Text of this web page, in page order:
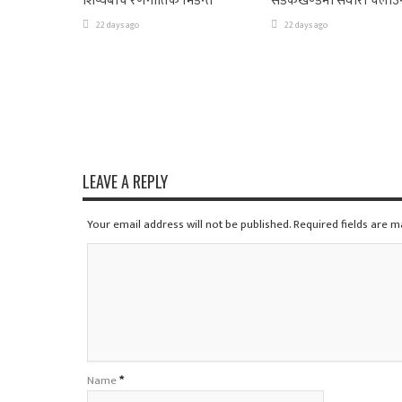
22 days ago 22 days ago
LEAVE A REPLY
Your email address will not be published. Required fields are
Name*